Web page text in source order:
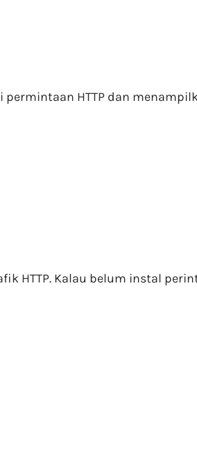
HTTP dan
HTTP. Kalau belum instal